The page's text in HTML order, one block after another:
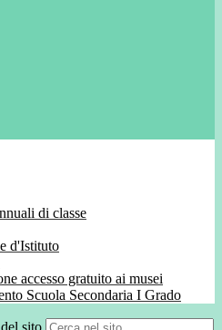
di classe
d'Istituto
accesso gratuito ai musei
Scuola Secondaria I Grado